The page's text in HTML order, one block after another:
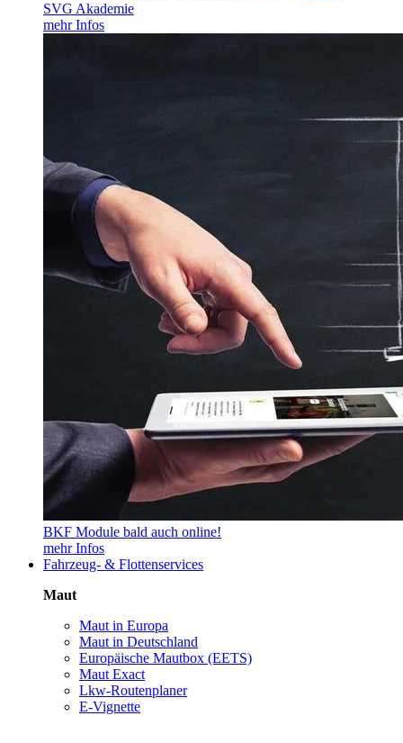
SVG Akademie
mehr Infos
BKF Module bald auch online!
mehr Infos
Fahrzeug- & Flottenservices
Maut
Maut in Europa
Maut in Deutschland
Europäische Mautbox (EETS)
Maut Exact
Lkw-Routenplaner
E-Vignette